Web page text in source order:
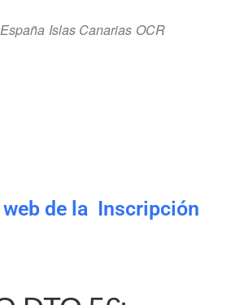
España Islas Canarias OCR
web de la Inscripción